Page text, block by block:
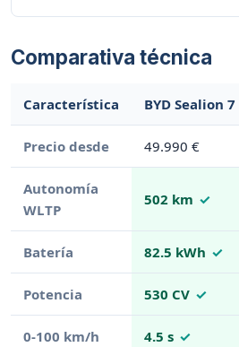
Comparativa técnica
Característica BYD Sealion 7
Precio desde 49.990 €
Autonomía
WLTP
502 km
Batería 82.5 kWh
Potencia 530 CV
0-100 km/h 4.5 s